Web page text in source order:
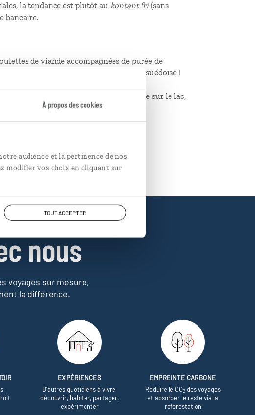
À propos des cookies
audience et la pertinence de nos
modifier vos choix en cliquant sur
TOUT ACCEPTER
la tendance est plutôt au kontant fri(sans
bancaire.
de viande accompagnées de purée de
C'est un incontournable de la cuisine suédoise !
Stockholm qui offre une vue magnifique sur le lac,
nous
voyages sur mesure,
la différence.
EXPÉRIENCES
D’autres quotidiens à vivre,
découvrir, habiter, partager,
expérimenter
EMPREINTE CARBONE
Réduire le CO2des voyages
et absorber le reste via la
reforestation